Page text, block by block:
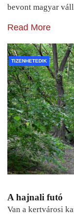
bevont magyar
Read More
TIZENHETEDIK
A hajnali futó
Van a kertvárosi